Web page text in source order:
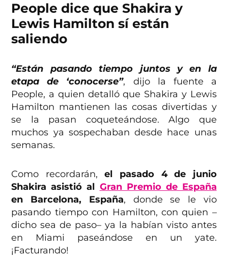
People dice que Shakira y
Lewis Hamilton sí están
saliendo
“Están pasando tiempo juntos y en la
etapa de ‘conocerse”, dijo la fuente a
People, a quien detalló que Shakira y Lewis
Hamilton mantienen las cosas divertidas y
se la pasan coqueteándose. Algo que
muchos ya sospechaban desde hace unas
semanas.
Como recordarán,el pasado 4 de junio
Shakira asistió al Gran Premio de España
en Barcelona, ​​España, donde se le vio
pasando tiempo con Hamilton, con quien –
dicho sea de paso– ya la habían visto antes
en Miami paseándose en un yate.
¡Facturando!